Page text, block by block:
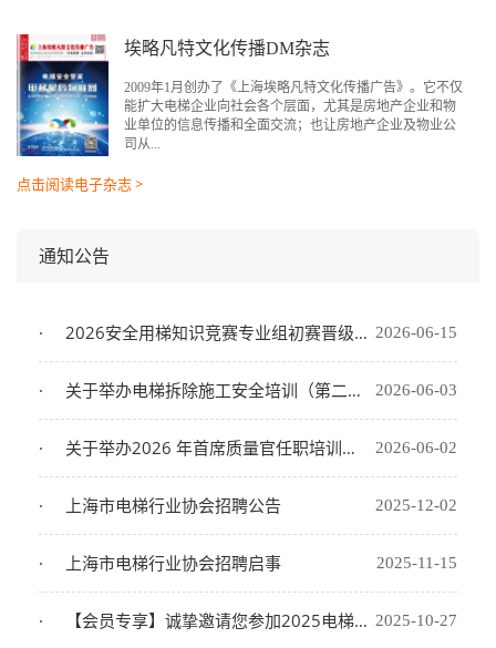
埃略凡特文化传播DM杂志
2009年1月创办了《上海埃略凡特文化传播广告》。它不仅
能扩大电梯企业向社会各个层面，尤其是房地产企业和物
业单位的信息传播和全面交流；也让房地产企业及物业公
司从...
点击阅读电子杂志 >
通知公告
2026安全用梯知识竞赛专业组初赛晋级名单及决赛事宜通知 2026-06-15
关于举办电梯拆除施工安全培训（第二期）的通知 2026-06-03
关于举办2026 年首席质量官任职培训的通知 2026-06-02
上海市电梯行业协会招聘公告 2025-12-02
上海市电梯行业协会招聘启事 2025-11-15
【会员专享】诚挚邀请您参加2025电梯更新改造大会（苏州站）——协会会员单位尊享免会务费福利 2025-10-27